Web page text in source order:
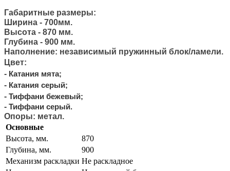
Габаритные размеры:
Ширина - 700мм.
Высота - 870 мм.
Глубина - 900 мм.
Наполнение: независимый пружинный блок/ламели.
Цвет:
- Катания мята;
- Катания серый;
- Тиффани бежевый;
- Тиффани серый.
Опоры: метал.
Основные
Высота, мм.
870
Глубина, мм.
900
Механизм раскладки Не раскладное